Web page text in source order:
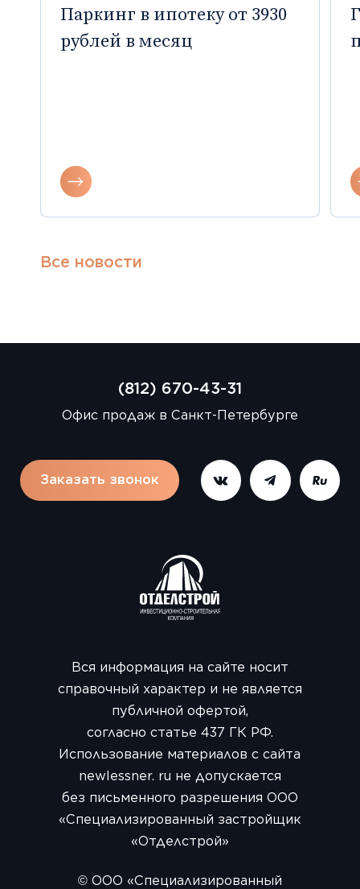
Паркинг в ипотеку от 3930
рублей в месяц
Все новости
(812) 670-43-31
Офис продаж в Санкт-Петербурге
Заказать звонок
Вся информация на сайте носит
справочный характер и не является
публичной офертой,
согласно статье 437 ГК РФ.
Использование материалов с сайта
newlessner. ru не допускается
без письменного разрешения ООО
«Специализированный застройщик
«Отделстрой»
© ООО «Специализированный